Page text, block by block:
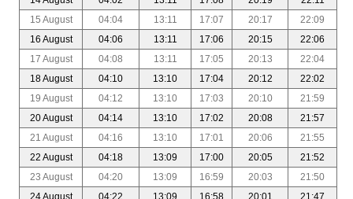
15 August
04:04 13:11 17:07 20:17
22:09
16 August
04:06 13:11 17:06 20:15
22:06
17 August
04:08 13:11 17:05 20:13
22:04
18 August
04:10 13:10 17:04 20:12
22:02
19 August
04:12 13:10 17:03 20:10
21:59
20 August
04:14 13:10 17:02 20:08
21:57
21 August
04:16 13:10 17:01 20:06
21:55
22 August
04:18 13:09 17:00 20:05
21:52
23 August
04:20 13:09 16:59 20:03
21:50
24 August
04:22 13:09 16:58 20:01
21:47